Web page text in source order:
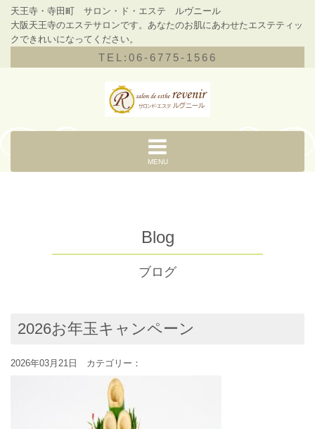
天王寺・寺田町 サロン・ド・エステ ルヴニール
大阪天王寺のエステサロンです。あなたのお肌にあわせたエステティッ
クできれいになってください。
TEL:06-6775-1566
MENU
Blog
ブログ
2026お年玉キャンペーン
2026年03月21日 カテゴリー：